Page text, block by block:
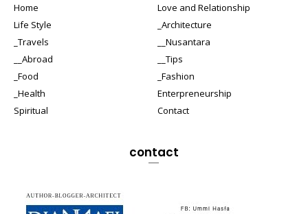
Home
Love and Relationship
Life Style
_Architecture
_Travels
__Nusantara
__Abroad
__Tips
_Food
_Fashion
_Health
Enterpreneurship
Spiritual
Contact
contact